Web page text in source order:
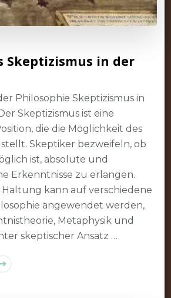
Skeptizismus in der
Philosophie Skeptizismus in
Skeptizismus ist eine
die die Möglichkeit des
stellt. Skeptiker bezweifeln, ob
ist, absolute und
Erkenntnisse zu erlangen.
Haltung kann auf verschiedene
angewendet werden,
Metaphysik und
skeptischer Ansatz …